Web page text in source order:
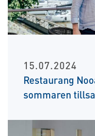
15.07.2024
Restaurang
sommaren